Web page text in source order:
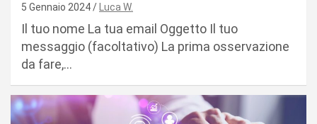
5 Gennaio 2024 Luca W.
Il tuo nome La tua email Oggetto Il tuo
messaggio (facoltativo) La prima osservazione
da fare,…